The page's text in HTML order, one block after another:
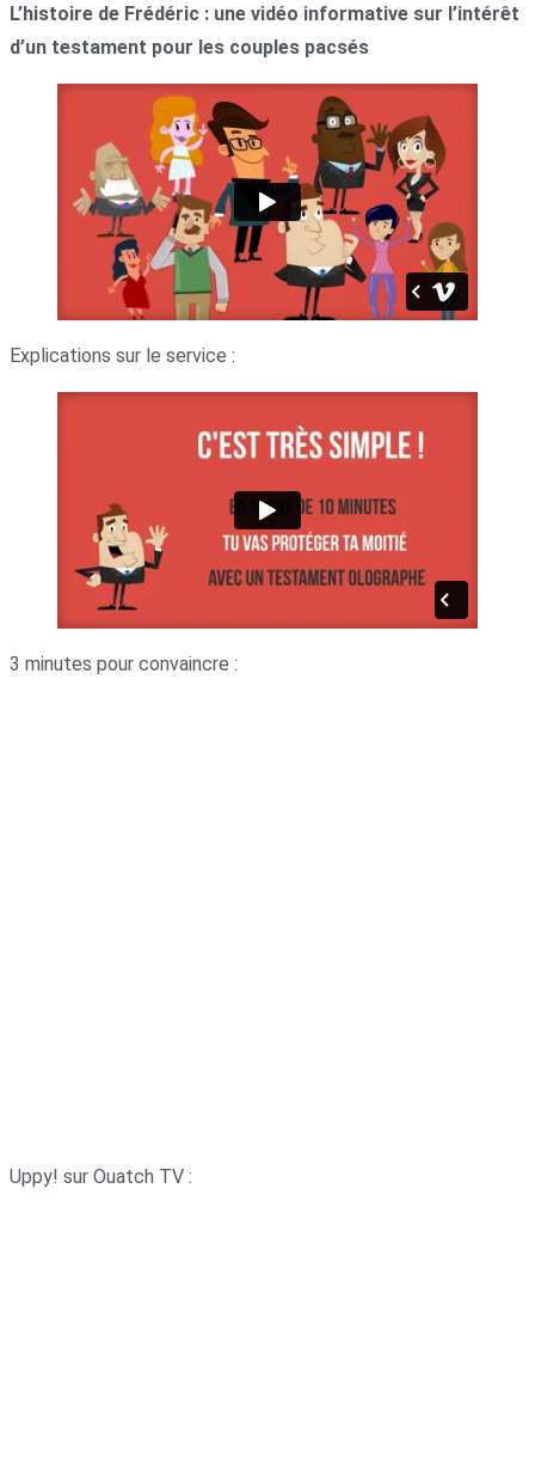
L’histoire de Frédéric : une vidéo informative sur l’intérêt
d’un testament pour les couples pacsés
Explications sur le service :
3 minutes pour convaincre :
Uppy! sur Ouatch TV :